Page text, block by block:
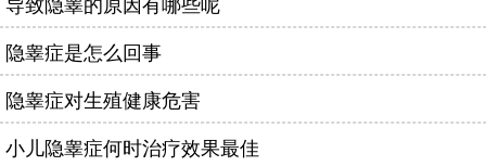
隐睾症是怎么回事
隐睾症对生殖健康危害
小儿隐睾症何时治疗效果最佳